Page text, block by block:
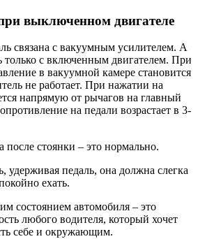
выключенном двигателе
связана с вакуумным усилителем. А
только с включенным двигателем. При
в вакуумной камере становится
не работает. При нажатии на
напрямую от рычагов на главный
на педали возрастает в 3-
после стоянки – это нормально.
удерживая педаль, она должна слегка
ехать.
состоянием автомобиля – это
любого водителя, который хочет
себе и окружающим.